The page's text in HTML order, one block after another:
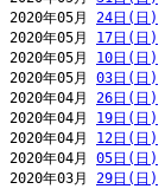
2020年05月 24日(日)
2020年05月 17日(日)
2020年05月 10日(日)
2020年05月 03日(日)
2020年04月 26日(日)
2020年04月 19日(日)
2020年04月 12日(日)
2020年04月 05日(日)
2020年03月 29日(日)